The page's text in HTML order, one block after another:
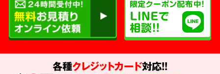
各種クレジットカード対応!!